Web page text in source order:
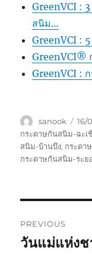
GreenVCI :
สนิม…
GreenVCI :
GreenVCI®
GreenVCI :
Author
sanook
on
16/
กระดาษกันสนิม-ฉะเ
สนิม-บ้านบึง, กระดา
กระดาษกันสนิม-ระย
PREVIOUS
Previous
วันแม่แห่งช